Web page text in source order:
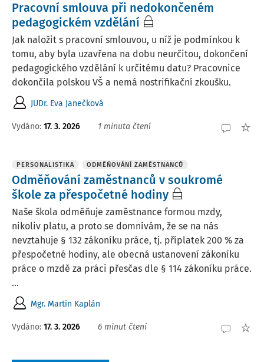
Pracovní smlouva při nedokončeném
pedagogickém vzdělání
Jak naložit s pracovní smlouvou, u níž je podmínkou k
tomu, aby byla uzavřena na dobu neurčitou, dokončení
pedagogického vzdělání k určitému datu? Pracovnice
dokončila polskou VŠ a nemá nostrifikační zkoušku.
JUDr. Eva Janečková
Vydáno: 17. 3. 2026 1 minuta čtení
PERSONALISTIKA ODMĚŇOVÁNÍ ZAMĚSTNANCŮ
Odměňování zaměstnanců v soukromé
škole za přespočetné hodiny
Naše škola odměňuje zaměstnance formou mzdy,
nikoliv platu, a proto se domnívám, že se na nás
nevztahuje § 132 zákoníku práce, tj. příplatek 200 % za
přespočetné hodiny, ale obecná ustanovení zákoníku
práce o mzdě za práci přesčas dle § 114 zákoníku práce.
...
Mgr. Martin Kaplán
Vydáno: 17. 3. 2026 6 minut čtení